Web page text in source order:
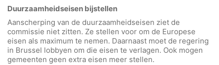
Duurzaamheidseisen bijstellen
Aanscherping van de duurzaamheidseisen ziet de
commissie niet zitten. Ze stellen voor om de Europese
eisen als maximum te nemen. Daarnaast moet de regering
in Brussel lobbyen om die eisen te verlagen. Ook mogen
gemeenten geen extra eisen meer stellen.